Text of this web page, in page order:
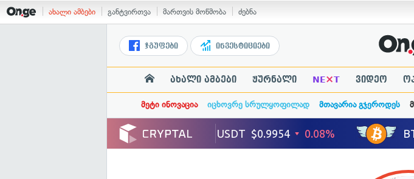
ახალი ამბები განტვირთვა მართვის მოწმობა ძებნა
ჯგუფები ინვესტიციები
ახალი ამბები ჟურნალი NE×T ვიდეო
მეტი ინოვაცია იცხოვრე სრულყოფილად მთავარია გჯეროდეს